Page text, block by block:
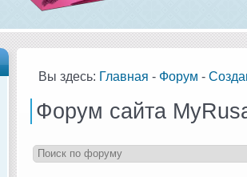
Вы здесь: Главная - Форум -
Форум сайта